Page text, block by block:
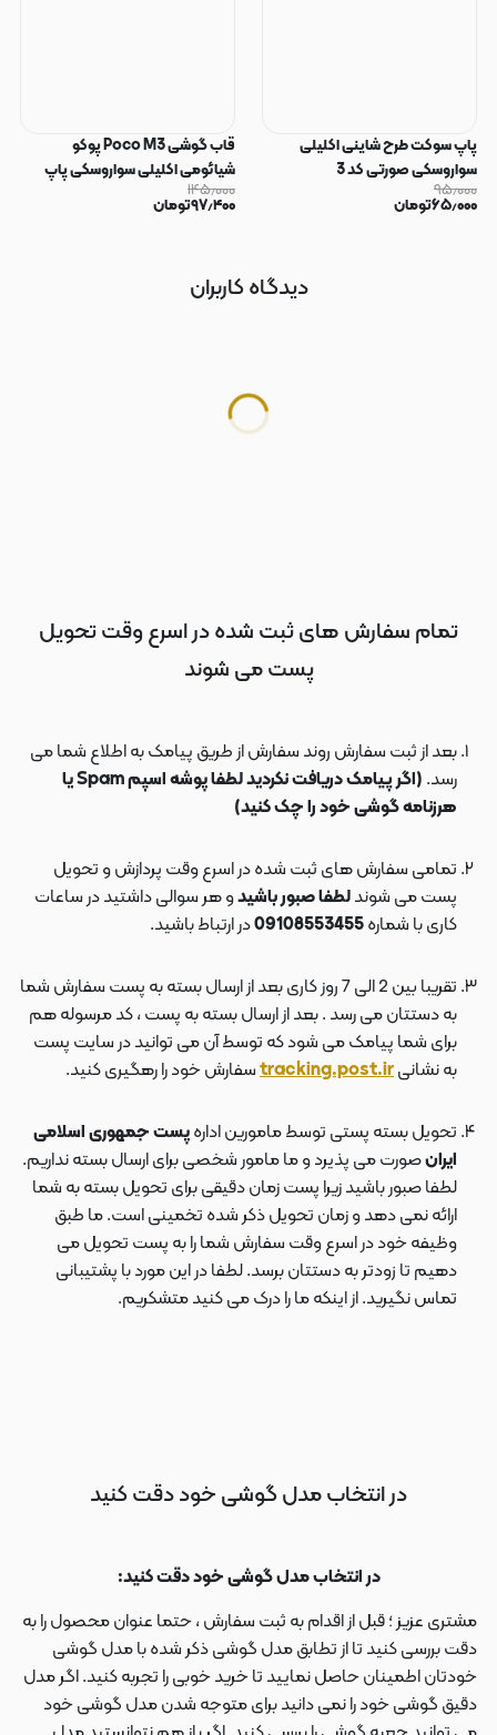
پاپ سوکت طرح شاینی اکلیلی
سواروسکی صورتی کد 3
۹۵٫۰۰۰
۶۵٫۰۰۰تومان
قاب گوشی Poco M3 پوکو
شیائومی اکلیلی سواروسکی پاپ
سوکت دار محافظ لنز دار صورتی کد
۱۴۵٫۰۰۰
۹۷٫۴۰۰تومان
دیدگاه کاربران
تمام سفارش های ثبت شده در اسرع وقت تحویل
پست می شوند
بعد از ثبت سفارش روند سفارش از طریق پیامک به اطلاع شما می
رسد.
(اگر پیامک دریافت نکردید لطفا پوشه اسپم Spam یا
هرزنامه گوشی خود را چک کنید)
تمامی سفارش های ثبت شده در اسرع وقت پردازش و تحویل
پست می شوندلطفا صبور باشیدو هر سوالی داشتید در ساعات
کاری با شماره
در ارتباط باشید.
تقریبا بین 2 الی 7 روز کاری بعد از ارسال بسته به پست سفارش شما
به دستتان می رسد . بعد از ارسال بسته به پست ، کد مرسوله هم
برای شما پیامک می شود که توسط آن می توانید در سایت پست
به نشانیtracking.post.irسفارش خود را رهگیری کنید.
تحویل بسته پستی توسط مامورین ادارهپست جمهوری اسلامی
ایرانصورت می پذیرد و ما مامور شخصی برای ارسال بسته نداریم.
لطفا صبور باشید زیرا پست زمان دقیقی برای تحویل بسته به شما
ارائه نمی دهد و زمان تحویل ذکر شده تخمینی است. ما طبق
وظیفه خود در اسرع وقت سفارش شما را به پست تحویل می
دهیم تا زودتر به دستتان برسد. لطفا در این مورد با پشتیبانی
تماس نگیرید. از اینکه ما را درک می کنید متشکریم.
در انتخاب مدل گوشی خود دقت کنید
در انتخاب مدل گوشی خود دقت کنید:
مشتری عزیز ؛ قبل از اقدام به ثبت سفارش ، حتما عنوان محصول را به
دقت بررسی کنید تا از تطابق مدل گوشی ذکر شده با مدل گوشی
خودتان اطمینان حاصل نمایید تا خرید خوبی را تجربه کنید. اگر مدل
دقیق گوشی خود را نمی دانید برای متوجه شدن مدل گوشی خود